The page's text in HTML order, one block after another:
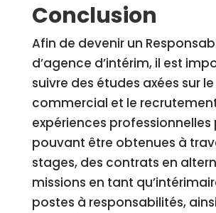
Conclusion
Afin de devenir un
d’agence d’intérim, il est
suivre des études axées sur
commercial et le
expériences
pouvant être obtenues à
stages, des contrats en
missions en tant
postes à responsabilités,